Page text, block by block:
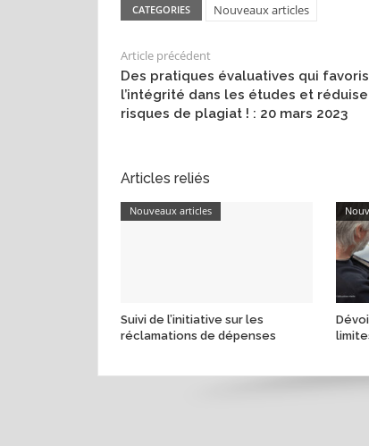
CATEGORIES Nouveaux articles
Article précédent
Des pratiques évaluatives qui
l’intégrité dans les études et
risques de plagiat ! : 20 mars 2023
Articles reliés
Nouveaux articles
Suivi de l’initiative sur les
réclamations de dépenses